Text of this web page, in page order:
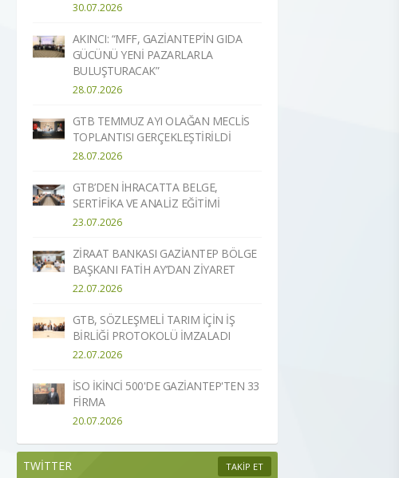
30.07.2026
AKINCI: “MFF, GAZİANTEP’İN GIDA
GÜCÜNÜ YENİ PAZARLARLA
BULUŞTURACAK”
28.07.2026
GTB TEMMUZ AYI OLAĞAN MECLİS
TOPLANTISI GERÇEKLEŞTİRİLDİ
28.07.2026
GTB’DEN İHRACATTA BELGE,
SERTİFİKA VE ANALİZ EĞİTİMİ
23.07.2026
ZİRAAT BANKASI GAZİANTEP BÖLGE
BAŞKANI FATİH AY’DAN ZİYARET
22.07.2026
GTB, SÖZLEŞMELİ TARIM İÇİN İŞ
BİRLİĞİ PROTOKOLÜ İMZALADI
22.07.2026
İSO İKİNCİ 500'DE GAZİANTEP'TEN 33
FİRMA
20.07.2026
TWİTTER TAKİP ET